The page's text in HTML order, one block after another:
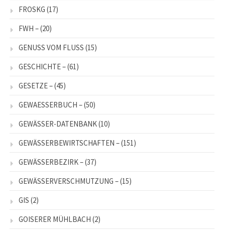
FROSKG (17)
FWH –(20)
GENUSS VOM FLUSS (15)
GESCHICHTE –(61)
GESETZE –(45)
GEWAESSERBUCH –(50)
GEWÄSSER-DATENBANK(10)
GEWÄSSERBEWIRTSCHAFTEN –(151)
GEWÄSSERBEZIRK –(37)
GEWÄSSERVERSCHMUTZUNG –(15)
GIS (2)
GOISERER MÜHLBACH (2)